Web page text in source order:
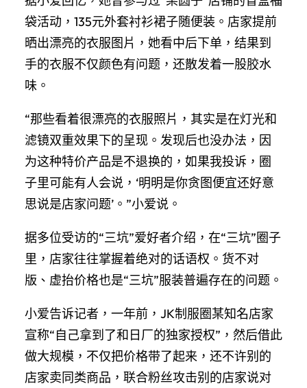
袋活动，135元外套衬衫裙子随便装。店家提前
晒出漂亮的衣服图片，她看中后下单，结果到
手的衣服不仅颜色有问题，还散发着一股胶水
味。
“那些看着很漂亮的衣服照片，其实是在灯光和
滤镜双重效果下的呈现。发现后也没办法，因
为这种特价产品是不退换的，如果我投诉，圈
子里可能有人会说，‘明明是你贪图便宜还好意
思说是店家问题’。”小爱说。
据多位受访的“三坑”爱好者介绍，在“三坑”圈子
里，店家往往掌握着绝对的话语权。货不对
版、虚抬价格也是“三坑”服装普遍存在的问题。
小爱告诉记者，一年前，JK制服圈某知名店家
宣称“自己拿到了和日厂的独家授权”，然后借此
做大规模，不仅把价格带了起来，还不许别的
店家卖同类商品，联合粉丝攻击别的店家说对